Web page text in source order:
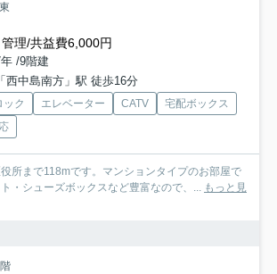
管理/共益費6,000円
/9階建
西中島南方」駅 徒歩16分
ック エレベーター CATV
宅配ボックス
所まで118mです。マンションタイプのお部屋で
・シューズボックスなど豊富なので、... もっと見